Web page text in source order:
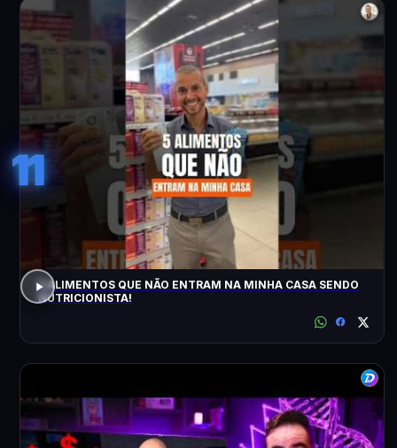
11
5 ALIMENTOS QUE NÃO ENTRAM NA MINHA CASA SENDO
NUTRICIONISTA!